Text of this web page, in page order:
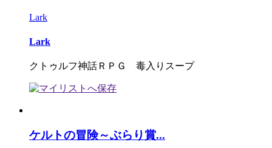
Lark
Lark
クトゥルフ神話ＲＰＧ 毒入りスープ
ケルトの冒険～ぶらり賞...